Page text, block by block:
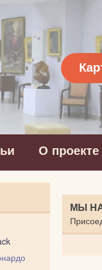
О проекте
МЫ НА